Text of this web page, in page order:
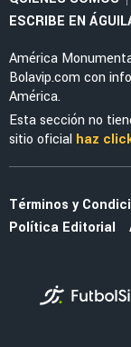
EX AMÉRICA
Edson
ya definió su